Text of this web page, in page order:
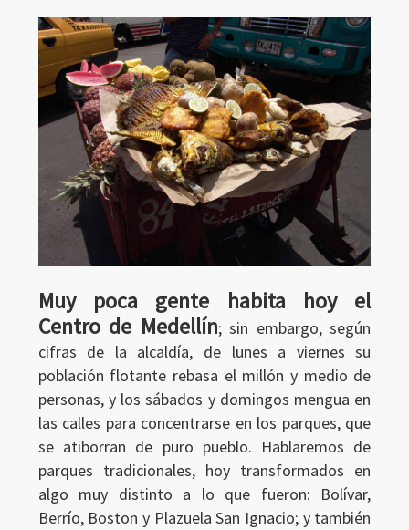
Muy poca gente habita hoy el
Centro de Medellín; sin embargo, según
cifras de la alcaldía, de lunes a viernes su
población flotante rebasa el millón y medio de
personas, y los sábados y domingos mengua en
las calles para concentrarse en los parques, que
se atiborran de puro pueblo. Hablaremos de
parques tradicionales, hoy transformados en
algo muy distinto a lo que fueron: Bolívar,
Berrío, Boston y Plazuela San Ignacio; y también